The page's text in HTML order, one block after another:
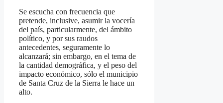
Se escucha con frecuencia que
pretende, inclusive, asumir la vocería
del país, particularmente, del ámbito
político, y por sus raudos
antecedentes, seguramente lo
alcanzará; sin embargo, en el tema de
la cantidad demográfica, y el peso del
impacto económico, sólo el municipio
de Santa Cruz de la Sierra le hace un
alto.